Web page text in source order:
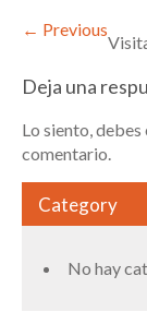
← Previous
Deja una
Lo siento, debes
comentario.
Category
No hay